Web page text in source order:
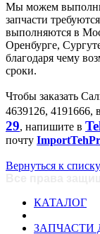
Мы можем
запчасти
выполняются в
Оренбурге,
благодаря чему
сроки.
Чтобы заказать
4639126, 4191666,
29, напишите в
почту
Вернуться к списку
КАТАЛОГ
ЗАПЧАСТИ